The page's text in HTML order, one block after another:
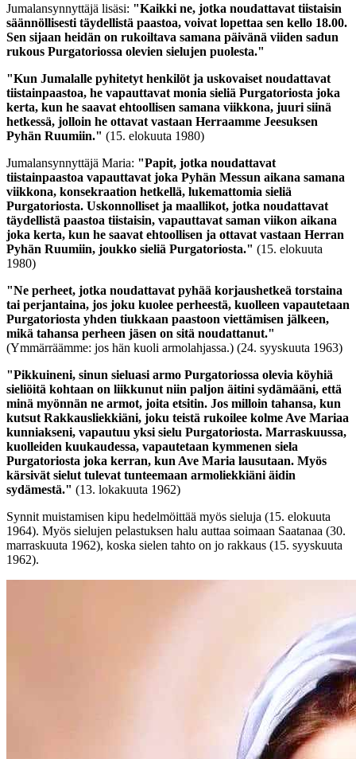
Jumalansynnyttäjä lisäsi: "Kaikki ne, jotka noudattavat tiistaisin
säännöllisesti täydellistä paastoa, voivat lopettaa sen kello 18.00.
Sen sijaan heidän on rukoiltava samana päivänä viiden sadun
rukous Purgatoriossa olevien sielujen puolesta."
"Kun Jumalalle pyhitetyt henkilöt ja uskovaiset noudattavat
tiistainpaastoa, he vapauttavat monia sieliä Purgatoriosta joka
kerta, kun he saavat ehtoollisen samana viikkona, juuri siinä
hetkessä, jolloin he ottavat vastaan Herraamme Jeesuksen
Pyhän Ruumiin." (15. elokuuta 1980)
Jumalansynnyttäjä Maria: "Papit, jotka noudattavat
tiistainpaastoa vapauttavat joka Pyhän Messun aikana samana
viikkona, konsekraation hetkellä, lukemattomia sieliä
Purgatoriosta. Uskonnolliset ja maallikot, jotka noudattavat
täydellistä paastoa tiistaisin, vapauttavat saman viikon aikana
joka kerta, kun he saavat ehtoollisen ja ottavat vastaan Herran
Pyhän Ruumiin, joukko sieliä Purgatoriosta." (15. elokuuta
1980)
"Ne perheet, jotka noudattavat pyhää korjaushetkeä torstaina
tai perjantaina, jos joku kuolee perheestä, kuolleen vapautetaan
Purgatoriosta yhden tiukkaan paastoon viettämisen jälkeen,
mikä tahansa perheen jäsen on sitä noudattanut."
(Ymmärräämme: jos hän kuoli armolahjassa.) (24. syyskuuta 1963)
"Pikkuineni, sinun sieluasi armo Purgatoriossa olevia köyhiä
sieliöitä kohtaan on liikkunut niin paljon äitini sydämääni, että
minä myönnän ne armot, joita etsitin. Jos milloin tahansa, kun
kutsut Rakkausliekkiäni, joku teistä rukoilee kolme Ave Mariaa
kunniakseni, vapautuu yksi sielu Purgatoriosta. Marraskuussa,
kuolleiden kuukaudessa, vapautetaan kymmenen siela
Purgatoriosta joka kerran, kun Ave Maria lausutaan. Myös
kärsivät sielut tulevat tunteemaan armoliekkiäni äidin
sydämestä." (13. lokakuuta 1962)
Synnit muistamisen kipu hedelmöittää myös sieluja (15. elokuuta
1964). Myös sielujen pelastuksen halu auttaa soimaan Saatanaa (30.
marraskuuta 1962), koska sielen tahto on jo rakkaus (15. syyskuuta
1962).